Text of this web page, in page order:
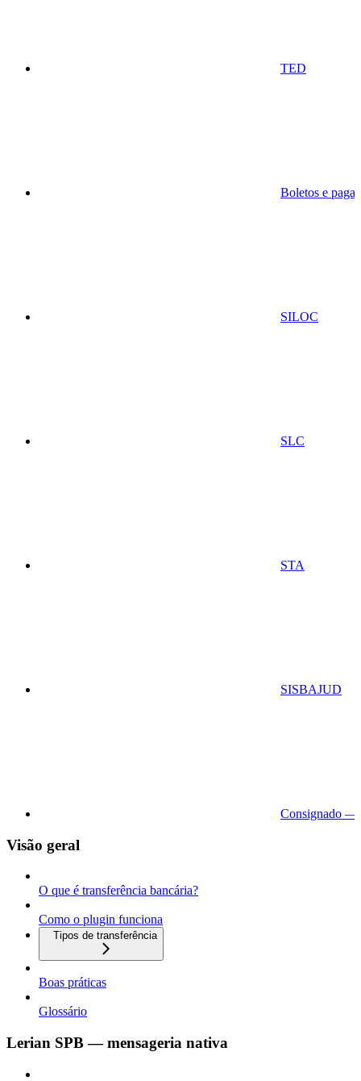
TED
Boletos e
SILOC
SLC
STA
SISBAJUD
Consignado —
Visão geral
O que é transferência bancária?
Como o plugin funciona
Tipos de transferência
Boas práticas
Glossário
Lerian SPB — mensageria nativa